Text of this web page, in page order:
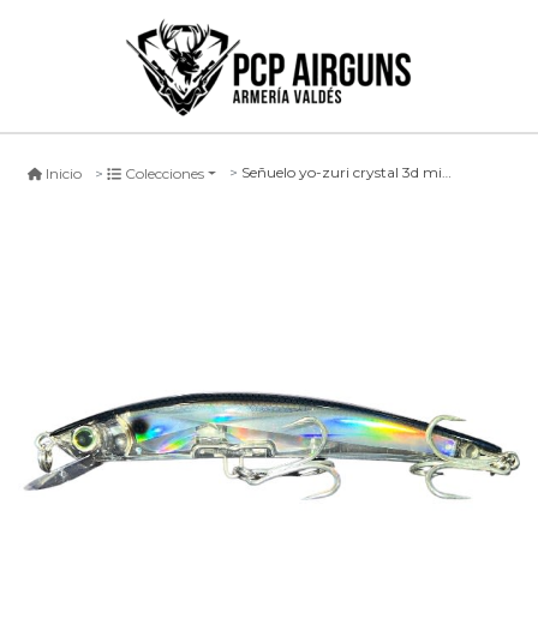
Inicio Colecciones Señuelo yo-zuri crystal 3d minnow (s) #f1147-b, 130mm